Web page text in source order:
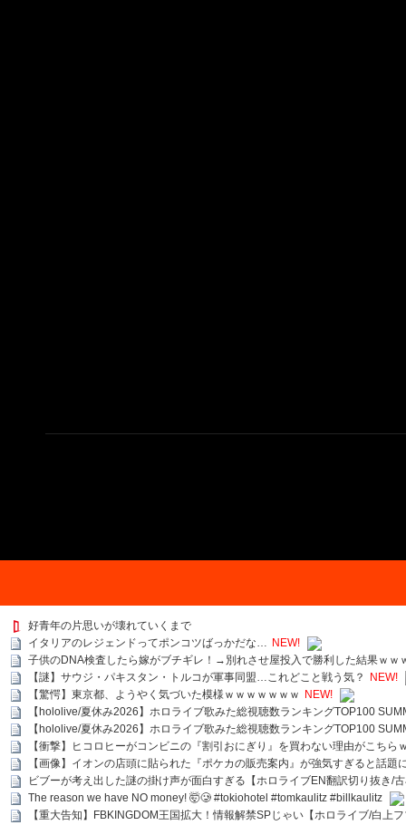
好青年の片思いが壊れていくまで
イタリアのレジェンドってポンコツばっかだな… NEW!
子供のDNA検査したら嫁がブチギレ！→別れさせ屋投入で勝利した結果ｗｗ
【謎】サウジ・パキスタン・トルコが軍事同盟…これどこと戦う気？
NEW!
【驚愕】東京都、ようやく気づいた模様ｗｗｗｗｗｗｗ
NEW!
【hololive/夏休み2026】ホロライブ歌みた総視聴数ランキングTOP100
【hololive/夏休み2026】ホロライブ歌みた総視聴数ランキングTOP100
【衝撃】ヒコロヒーがコンビニの『割引おにぎり』を買わない理由がこちら
【画像】イオンの店頭に貼られた『ポケカの販売案内』が強気すぎると話題
ビブーが考え出した謎の掛け声が面白すぎる【ホロライブEN翻訳切り抜き/
The reason we have NO money! 🤯🥲 #tokiohotel #tomkaulitz #billkaulitz
【重大告知】FBKINGDOM王国拡大！情報解禁SPじゃい【ホロライブ/白上